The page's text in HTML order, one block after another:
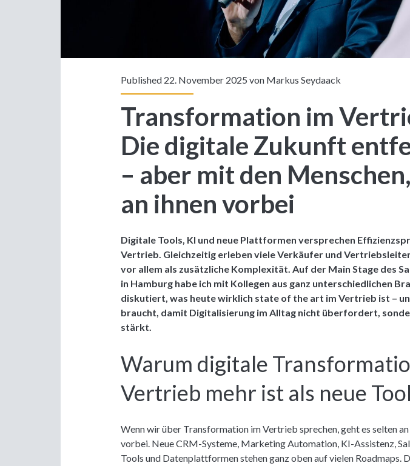
Published 22. November 2025 von Markus Seydaack
Transformation im
Die digitale Zukunft
– aber mit den
an ihnen vorbei
Digitale Tools, KI und neue Plattformen versprechen
Vertrieb. Gleichzeitig erleben viele Verkäufer und
vor allem als zusätzliche Komplexität. Auf der Main Stage des
in Hamburg habe ich mit Kollegen aus ganz unterschiedlichen
diskutiert, was heute wirklich state of the art im Vertrieb ist –
braucht, damit Digitalisierung im Alltag nicht überfordert,
stärkt.
Warum digitale
Vertrieb mehr ist als neue
Wenn wir über Transformation im Vertrieb sprechen, geht es selten
vorbei. Neue CRM-Systeme, Marketing Automation, KI-Assistenz,
Tools und Datenplattformen stehen ganz oben auf vielen Roadmaps.